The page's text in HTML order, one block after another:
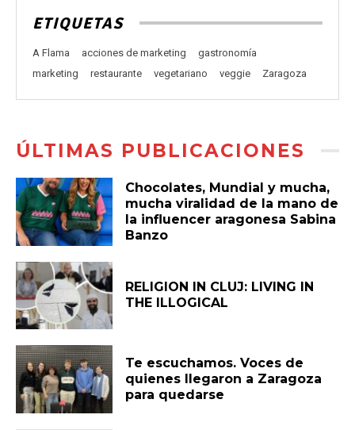
ETIQUETAS
A Flama acciones de marketing
gastronomía
marketing
restaurante vegetariano veggie Zaragoza
ÚLTIMAS PUBLICACIONES
Chocolates, Mundial y mucha,
mucha viralidad de la mano de
la influencer aragonesa Sabina
Banzo
RELIGION IN CLUJ: LIVING IN
THE ILLOGICAL
Te escuchamos. Voces de
quienes llegaron a Zaragoza
para quedarse